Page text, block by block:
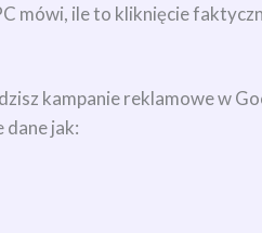
mówi, ile to kliknięcie
kampanie reklamowe w
dane jak: